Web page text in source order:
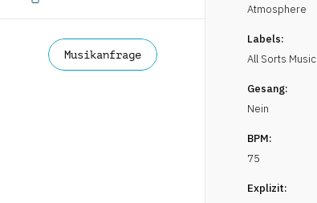
Musikanfrage
Atmosphere
Labels:
All Sorts Music
Gesang:
Nein
BPM:
75
Explizit: